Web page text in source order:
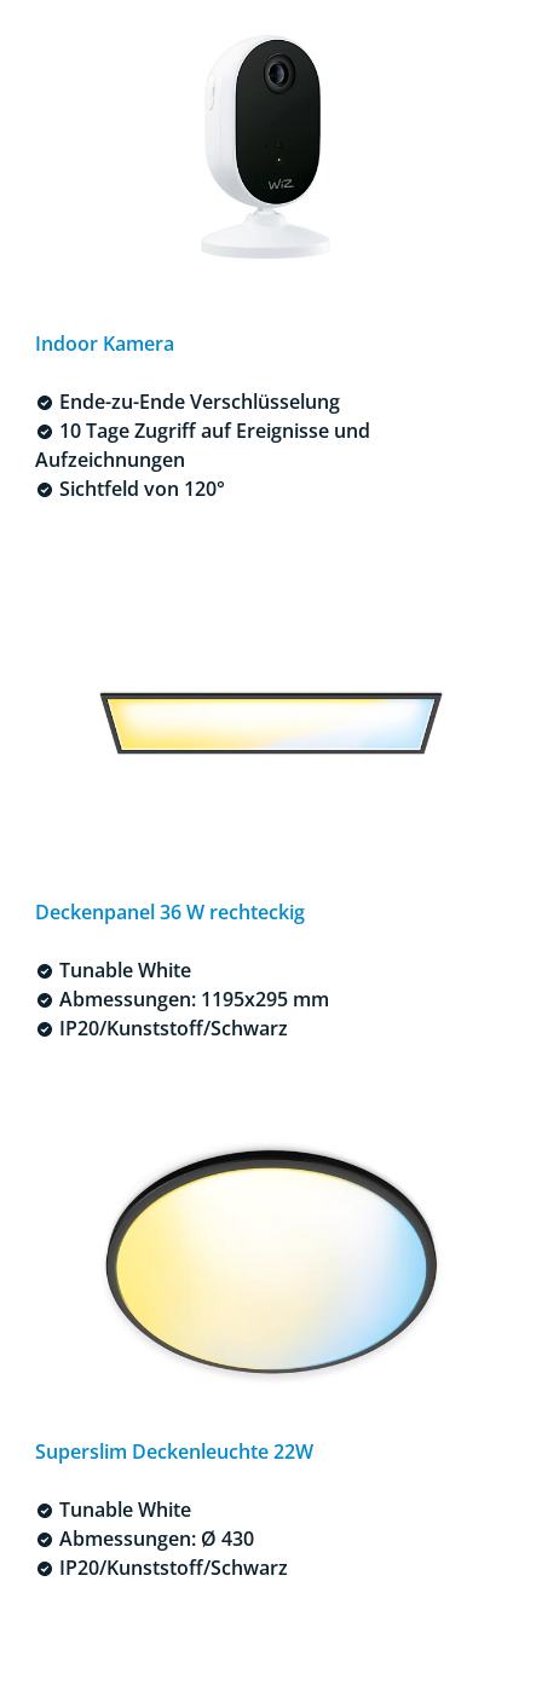
Indoor Kamera
Ende-zu-Ende Verschlüsselung
10 Tage Zugriff auf Ereignisse und
Aufzeichnungen
Sichtfeld von 120°
Deckenpanel 36 W rechteckig
Tunable White
Abmessungen: 1195x295 mm
IP20/Kunststoff/Schwarz
Superslim Deckenleuchte 22W
Tunable White
Abmessungen: Ø 430
IP20/Kunststoff/Schwarz